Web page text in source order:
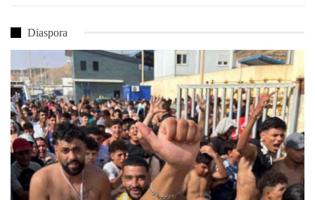
Diaspora